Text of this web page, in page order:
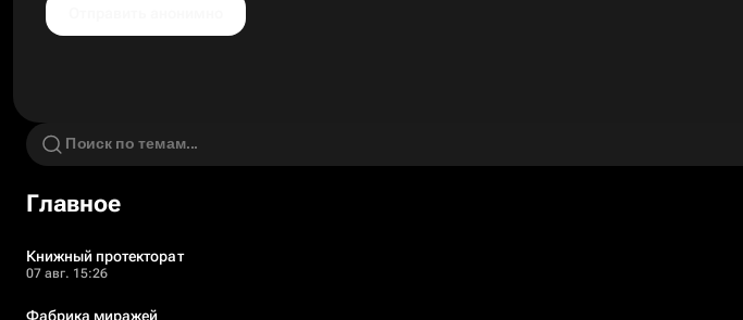
Главное
Книжный протекторат
07 авг. 15:26
Фабрика миражей